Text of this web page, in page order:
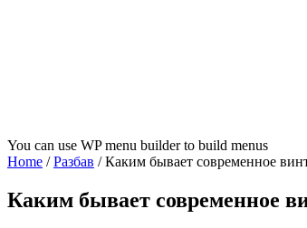
You can use WP menu builder to build menus
Home /Разбав /Каким бывает современное
Каким бывает современное